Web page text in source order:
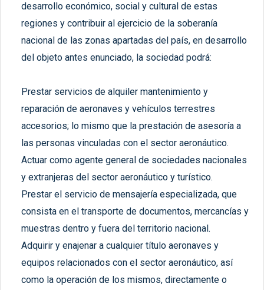
desarrollo económico, social y cultural de estas
regiones y contribuir al ejercicio de la soberanía
nacional de las zonas apartadas del país, en desarrollo
del objeto antes enunciado, la sociedad podrá:
Prestar servicios de alquiler mantenimiento y
reparación de aeronaves y vehículos terrestres
accesorios; lo mismo que la prestación de asesoría a
las personas vinculadas con el sector aeronáutico.
Actuar como agente general de sociedades nacionales
y extranjeras del sector aeronáutico y turístico.
Prestar el servicio de mensajería especializada, que
consista en el transporte de documentos, mercancías y
muestras dentro y fuera del territorio nacional.
Adquirir y enajenar a cualquier título aeronaves y
equipos relacionados con el sector aeronáutico, así
como la operación de los mismos, directamente o